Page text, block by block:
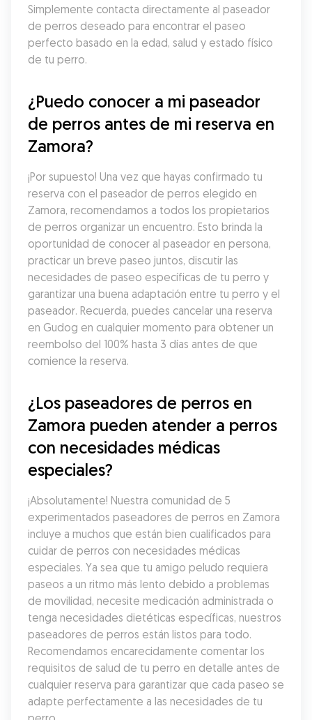
Simplemente contacta directamente al paseador
de perros deseado para encontrar el paseo
perfecto basado en la edad, salud y estado físico
de tu perro.
¿Puedo conocer a mi paseador
de perros antes de mi reserva en
Zamora?
¡Por supuesto! Una vez que hayas confirmado tu
reserva con el paseador de perros elegido en
Zamora, recomendamos a todos los propietarios
de perros organizar un encuentro. Esto brinda la
oportunidad de conocer al paseador en persona,
practicar un breve paseo juntos, discutir las
necesidades de paseo específicas de tu perro y
garantizar una buena adaptación entre tu perro y el
paseador. Recuerda, puedes cancelar una reserva
en Gudog en cualquier momento para obtener un
reembolso del 100% hasta 3 días antes de que
comience la reserva.
¿Los paseadores de perros en
Zamora pueden atender a perros
con necesidades médicas
especiales?
¡Absolutamente! Nuestra comunidad de 5
experimentados paseadores de perros en Zamora
incluye a muchos que están bien cualificados para
cuidar de perros con necesidades médicas
especiales. Ya sea que tu amigo peludo requiera
paseos a un ritmo más lento debido a problemas
de movilidad, necesite medicación administrada o
tenga necesidades dietéticas específicas, nuestros
paseadores de perros están listos para todo.
Recomendamos encarecidamente comentar los
requisitos de salud de tu perro en detalle antes de
cualquier reserva para garantizar que cada paseo se
adapte perfectamente a las necesidades de tu